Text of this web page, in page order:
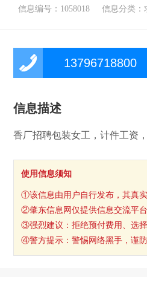
信息编号：1058018 信息分类
13796718800
信息描述
香厂招聘包装女工，计件工资
使用信息须知
①该信息由用户自行发布，其真
②肇东信息网仅提供信息交流平
③强烈建议：拒绝预付费用、选
④警方提示：警惕网络黑手，谨防